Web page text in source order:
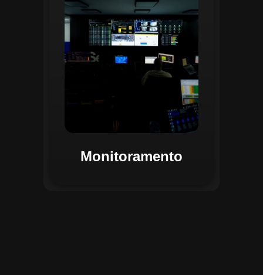
Monitoramento
informações operacionais,
identificando gargalos, não
conformidades e oportunidades de
melhoria.